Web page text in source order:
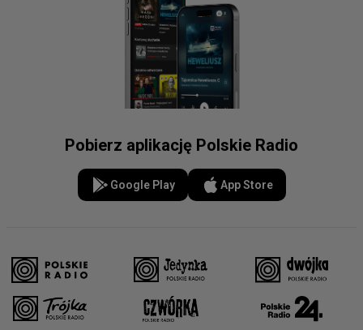
Pobierz aplikację Polskie Radio
Google Play App Store